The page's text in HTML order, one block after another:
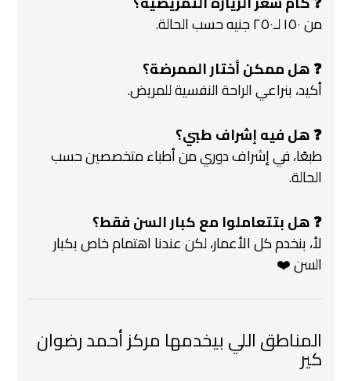
من ١٥٠ لـ٢٥٠ جنيه حسب الحالة.
❓ هل ممكن أختار الممرضة؟
أكيد، بنراعي الراحة النفسية للمريض.
❓ هل فيه إشراف طبي؟
طبعًا، في إشراف دوري من أطباء متخصصين حسب
الحالة.
❓ هل بتتعاملوا مع كبار السن فقط؟
لأ، بنخدم كل الأعمار، لكن عندنا اهتمام خاص بكبار
السن ❤️
المناطق اللي بيخدمها مركز أحمد رضوان
كير